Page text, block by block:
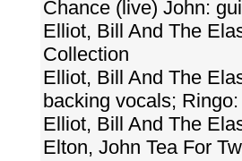
Chance (live) John:
Elliot, Bill And The
Collection
Elliot, Bill And The
backing vocals;
Elliot, Bill And The
Elton, John Tea For